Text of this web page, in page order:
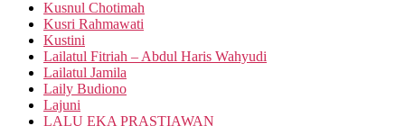
Kusnul Chotimah
Kusri Rahmawati
Kustini
Lailatul Fitriah – Abdul Haris Wahyudi
Lailatul Jamila
Laily Budiono
Lajuni
LALU EKA PRASTIAWAN